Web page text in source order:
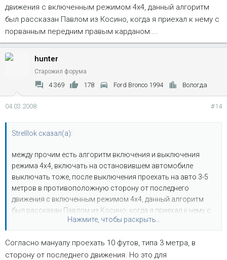
движения с включенным режимом 4х4, данный алгоритм
был рассказан Павлом из Косино, когда я приехал к нему с
порванным передним правым карданом....
hunter
Старожил форума
4 369 178 Ford Bronco 1994 Вологда
04.03.2008 #14
Strelllok сказал(а):
между прочим есть алгоритм включения и выключения
режима 4х4, включать на остановившем автомобиле
выключать тоже, после выключения проехать на авто 3-5
метров в противоположную сторону от последнего
движения с включенным режимом 4х4, данный алгоритм
был рассказан Павлом из Косино, когда я приехал к нему с
порванным передним правым карданом....
Нажмите, чтобы раскрыть...
Согласно мануалу проехать 10 футов, типа 3 метра, в
сторону от последнего движения. Но это для